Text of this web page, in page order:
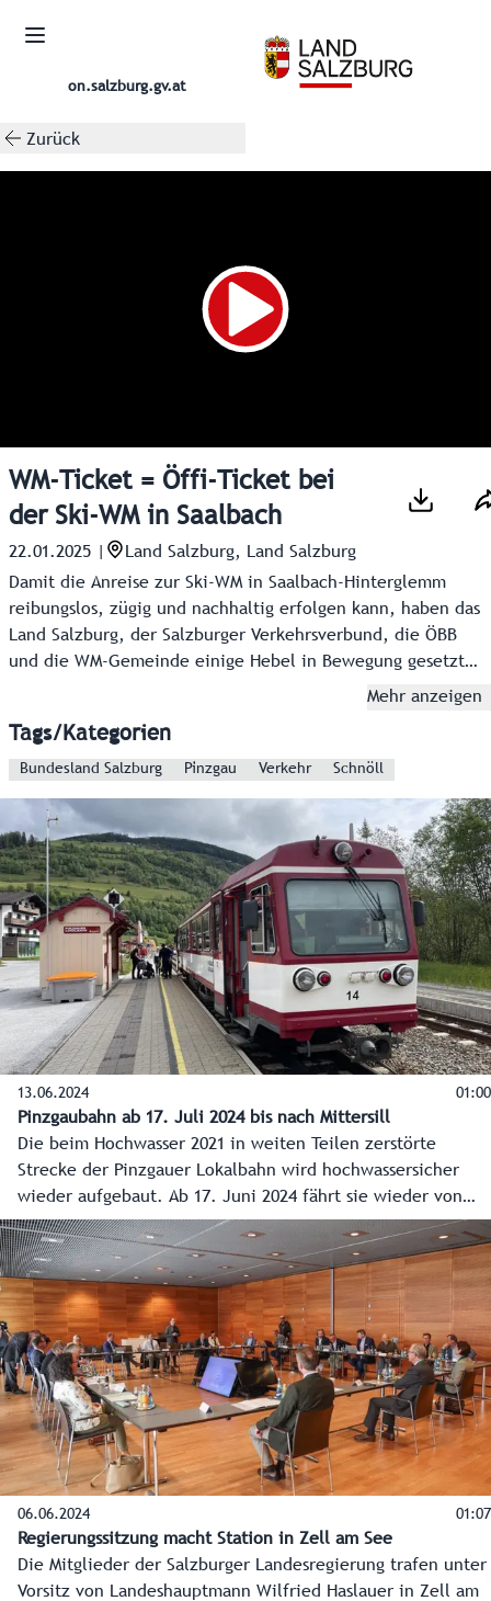
on.salzburg.gv.at
Zurück
WM-Ticket = Öffi-Ticket bei
der Ski-WM in Saalbach
22.01.2025
Land Salzburg, Land Salzburg
Damit die Anreise zur Ski-WM in Saalbach-Hinterglemm
reibungslos, zügig und nachhaltig erfolgen kann, haben das
Land Salzburg, der Salzburger Verkehrsverbund, die ÖBB
und die WM-Gemeinde einige Hebel in Bewegung gesetzt.
Die Eintrittskarte gilt als Öffiticket und es wurden 4.000
Mehr anzeigen
Tags/Kategorien
Bundesland Salzburg Pinzgau Verkehr Schnöll
13.06.2024 01:00
Pinzgaubahn ab 17. Juli 2024 bis nach Mittersill
Die beim Hochwasser 2021 in weiten Teilen zerstörte
Strecke der Pinzgauer Lokalbahn wird hochwassersicher
wieder aufgebaut. Ab 17. Juni 2024 fährt sie wieder von
Zell am See bis nach Mittersill, mit längeren
Betriebszeiten. 2025 wird weiter bis Hollersbach gebaut,
danach bis nach Krimml.
06.06.2024 01:07
Regierungssitzung macht Station in Zell am See
Die Mitglieder der Salzburger Landesregierung trafen unter
Vorsitz von Landeshauptmann Wilfried Haslauer in Zell am